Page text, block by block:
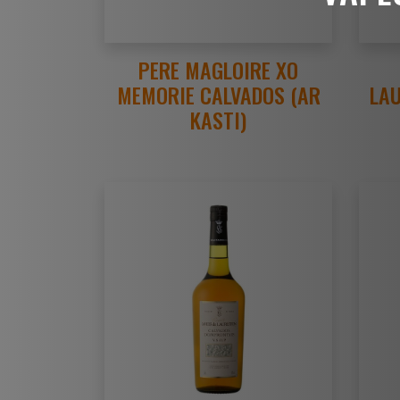
PERE MAGLOIRE XO
MEMORIE CALVADOS (AR
KASTI)